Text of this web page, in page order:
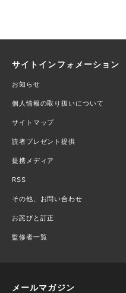
サイトインフォメーション
お知らせ
個人情報の取り扱いについて
サイトマップ
読者プレゼント提供
提携メディア
RSS
その他、お問い合わせ
お詫びと訂正
監修者一覧
メールマガジン